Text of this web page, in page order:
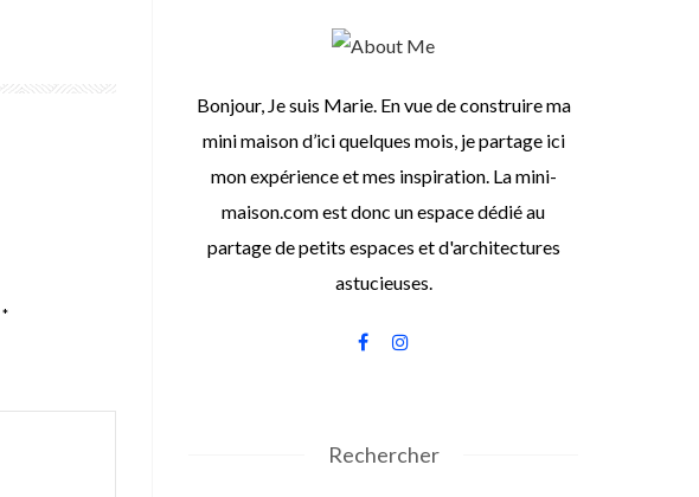
*
Bonjour, Je suis Marie. En vue de construire ma
mini maison d’ici quelques mois, je partage ici
mon expérience et mes inspiration. La mini-
maison.com est donc un espace dédié au
partage de petits espaces et d'architectures
astucieuses.
Rechercher